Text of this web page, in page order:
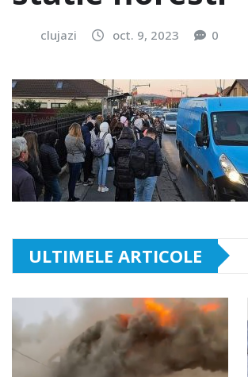
clujazi oct. 9, 2023 0
ULTIMELE ARTICOLE